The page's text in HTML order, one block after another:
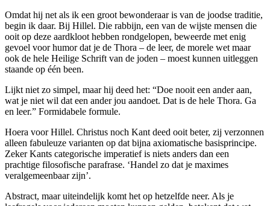
Omdat hij net als ik een groot bewonderaar is van de joodse traditie,
begin ik daar. Bij Hillel. Die rabbijn, een van de wijste mensen die
ooit op deze aardkloot hebben rondgelopen, beweerde met enig
gevoel voor humor dat je de Thora – de leer, de morele wet maar
ook de hele Heilige Schrift van de joden – moest kunnen uitleggen
staande op één been.
Lijkt niet zo simpel, maar hij deed het: “Doe nooit een ander aan,
wat je niet wil dat een ander jou aandoet. Dat is de hele Thora. Ga
en leer.” Formidabele formule.
Hoera voor Hillel. Christus noch Kant deed ooit beter, zij verzonnen
alleen fabuleuze varianten op dat bijna axiomatische basisprincipe.
Zeker Kants categorische imperatief is niets anders dan een
prachtige filosofische parafrase. ‘Handel zo dat je maximes
veralgemeenbaar zijn’.
Abstract, maar uiteindelijk komt het op hetzelfde neer. Als je